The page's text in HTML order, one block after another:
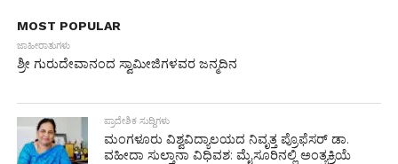
MOST POPULAR
ಜಾಹೀರಾತುಗಳು
ಶ್ರೀ ಗುರುದೇವಾನಂದ ಸ್ವಾಮೀಜಿಗಳವರ ಜನ್ಮದಿನ
ಪ್ರಾದೇಶಿಕ ಸುದ್ದಿಗಳು
ಮಂಗಳೂರು ವಿಶ್ವವಿದ್ಯಾಲಯದ ನಿವೃತ್ತ ಪ್ರೊಫೆಸರ್ ಡಾ.
ವಹೀದಾ ಸುಲ್ತಾನಾ ವಿಧಿವಶ: ಮೈಸೂರಿನಲ್ಲಿ ಅಂತ್ಯಕ್ರಿಯೆ